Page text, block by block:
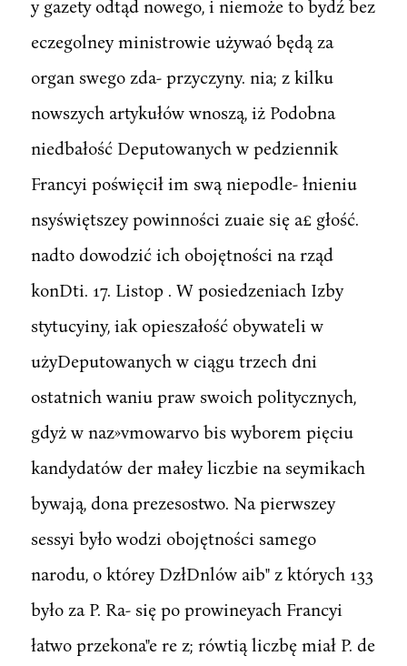
y gazety odtąd nowego, i niemoże to bydź bez
eczegolney ministrowie używaó będą za
organ swego zda- przyczyny. nia; z kilku
nowszych artykułów wnoszą, iż Podobna
niedbałość Deputowanych w pedziennik
Francyi poświęcił im swą niepodle- łnieniu
nsyświętszey powinności zuaie się a£ głość.
nadto dowodzić ich obojętności na rząd
konDti. 17. Listop . W posiedzeniach Izby
stytucyiny, iak opieszałość obywateli w
użyDeputowanych w ciągu trzech dni
ostatnich waniu praw swoich politycznych,
gdyż w naz»vmowarvo bis wyborem pięciu
kandydatów der małey liczbie na seymikach
bywają, dona prezesostwo. Na pierwszey
sessyi było wodzi obojętności samego
narodu, o którey DzłDnlów aib" z których 133
było za P. Ra- się po prowineyach Francyi
łatwo przekona"e re z; rówtią liczbę miał P. de